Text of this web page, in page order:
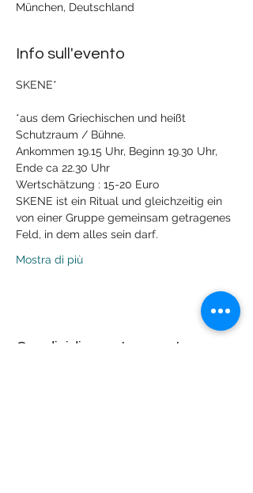
München, Deutschland
Info sull'evento
SKENE*
*aus dem Griechischen und heißt
Schutzraum / Bühne.
Ankommen 19.15 Uhr, Beginn 19.30 Uhr,
Ende ca 22.30 Uhr
Wertschätzung : 15-20 Euro
SKENE ist ein Ritual und gleichzeitig ein
von einer Gruppe gemeinsam getragenes
Feld, in dem alles sein darf.
Mostra di più
Condividi questo evento